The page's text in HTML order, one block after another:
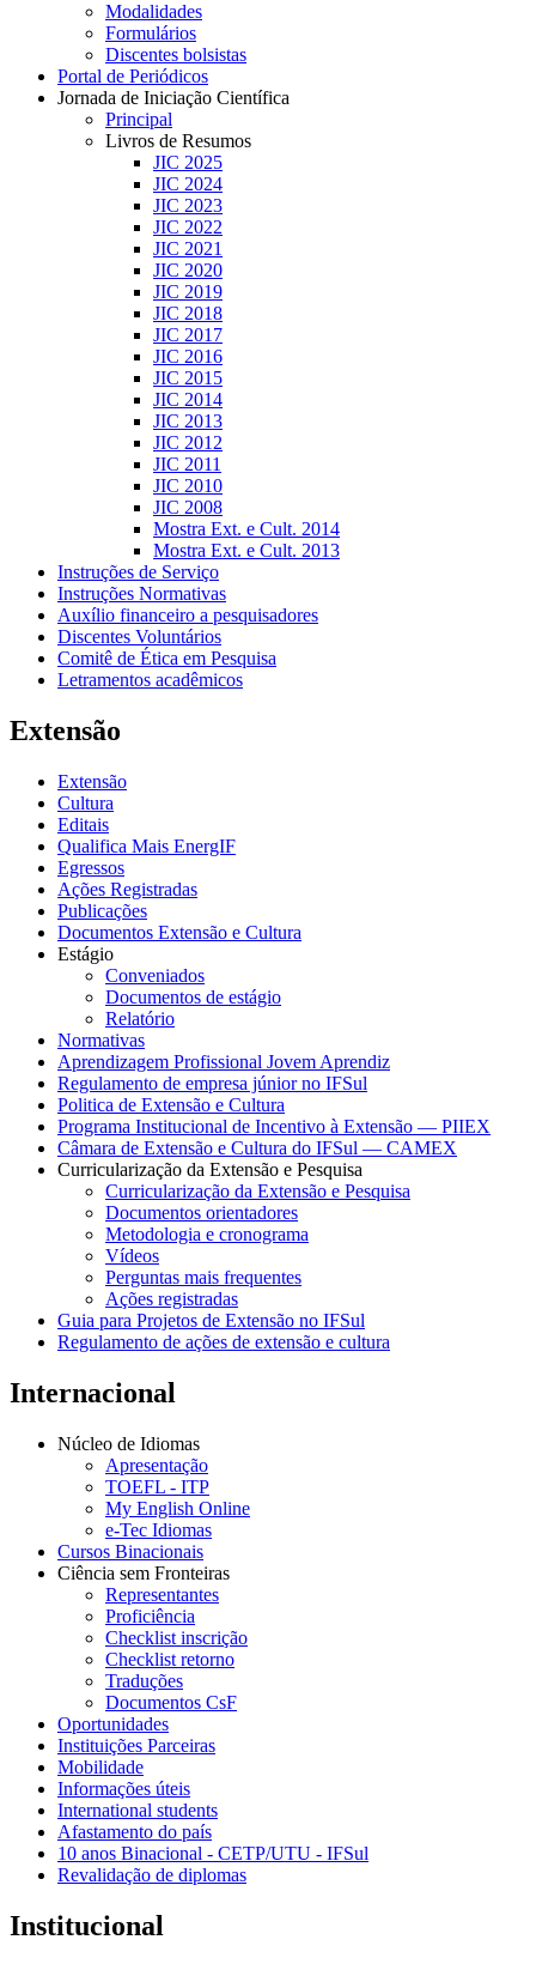
Modalidades
Formulários
Discentes bolsistas
Portal de Periódicos
Jornada de Iniciação Científica
Principal
Livros de Resumos
JIC 2025
JIC 2024
JIC 2023
JIC 2022
JIC 2021
JIC 2020
JIC 2019
JIC 2018
JIC 2017
JIC 2016
JIC 2015
JIC 2014
JIC 2013
JIC 2012
JIC 2011
JIC 2010
JIC 2008
Mostra Ext. e Cult. 2014
Mostra Ext. e Cult. 2013
Instruções de Serviço
Instruções Normativas
Auxílio financeiro a pesquisadores
Discentes Voluntários
Comitê de Ética em Pesquisa
Letramentos acadêmicos
Extensão
Extensão
Cultura
Editais
Qualifica Mais EnergIF
Egressos
Ações Registradas
Publicações
Documentos Extensão e Cultura
Estágio
Conveniados
Documentos de estágio
Relatório
Normativas
Aprendizagem Profissional Jovem Aprendiz
Regulamento de empresa júnior no IFSul
Politica de Extensão e Cultura
Programa Institucional de Incentivo à Extensão — PIIEX
Câmara de Extensão e Cultura do IFSul — CAMEX
Curricularização da Extensão e Pesquisa
Curricularização da Extensão e Pesquisa
Documentos orientadores
Metodologia e cronograma
Vídeos
Perguntas mais frequentes
Ações registradas
Guia para Projetos de Extensão no IFSul
Regulamento de ações de extensão e cultura
Internacional
Núcleo de Idiomas
Apresentação
TOEFL - ITP
My English Online
e-Tec Idiomas
Cursos Binacionais
Ciência sem Fronteiras
Representantes
Proficiência
Checklist inscrição
Checklist retorno
Traduções
Documentos CsF
Oportunidades
Instituições Parceiras
Mobilidade
Informações úteis
International students
Afastamento do país
10 anos Binacional - CETP/UTU - IFSul
Revalidação de diplomas
Institucional